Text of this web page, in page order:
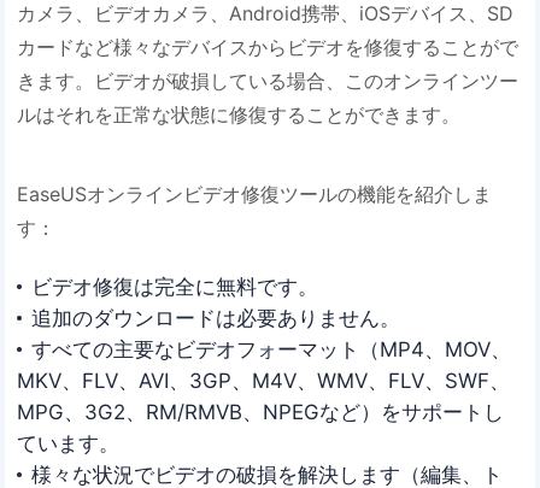
カメラ、ビデオカメラ、Android携帯、iOSデバイス、SD
カードなど様々なデバイスからビデオを修復することがで
きます。ビデオが破損している場合、このオンラインツー
ルはそれを正常な状態に修復することができます。
EaseUSオンラインビデオ修復ツールの機能を紹介しま
す：
ビデオ修復は完全に無料です。
追加のダウンロードは必要ありません。
すべての主要なビデオフォーマット（MP4、MOV、
MKV、FLV、AVI、3GP、M4V、WMV、FLV、SWF、
MPG、3G2、RM/RMVB、NPEGなど）をサポートし
ています。
様々な状況でビデオの破損を解決します（編集、ト